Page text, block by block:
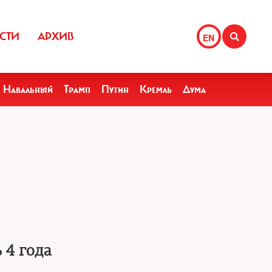
EN
АРХИВ
Навальный Трамп Путин Кремль Дума
года